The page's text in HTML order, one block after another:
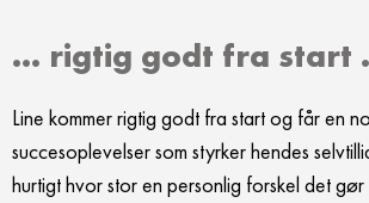
... rigtig godt fra start
Line kommer rigtig godt fra start og får en
succesoplevelser som styrker hendes
hurtigt hvor stor en personlig forskel det